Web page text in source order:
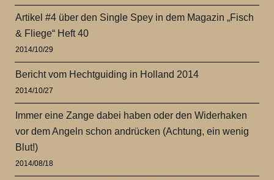
Artikel #4 über den Single Spey in dem Magazin „Fisch
& Fliege“ Heft 40
2014/10/29
Bericht vom Hechtguiding in Holland 2014
2014/10/27
Immer eine Zange dabei haben oder den Widerhaken
vor dem Angeln schon andrücken (Achtung, ein wenig
Blut!)
2014/08/18